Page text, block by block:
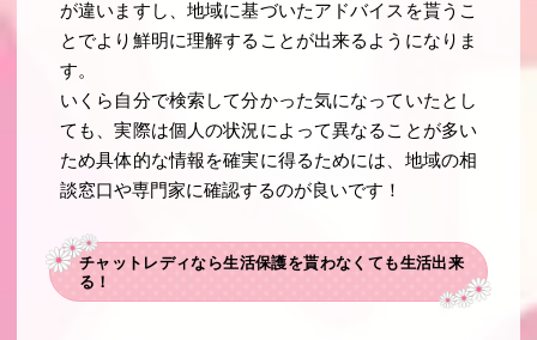
が違いますし、地域に基づいたアドバイスを貰うこ
とでより鮮明に理解することが出来るようになりま
す。
いくら自分で検索して分かった気になっていたとし
ても、実際は個人の状況によって異なることが多い
ため具体的な情報を確実に得るためには、地域の相
談窓口や専門家に確認するのが良いです！
チャットレディなら生活保護を貰わなくても生活出来
る！